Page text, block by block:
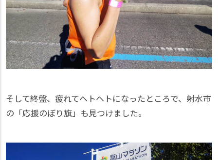
そして終盤、疲れてヘトヘトになったところで、射水市
の「応援のぼり旗」も見つけました。